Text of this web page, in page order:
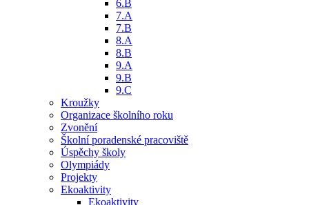
6.B
7.A
7.B
8.A
8.B
9.A
9.B
9.C
Kroužky
Organizace školního roku
Zvonění
Školní poradenské pracoviště
Úspěchy školy
Olympiády
Projekty
Ekoaktivity
Ekoaktivity